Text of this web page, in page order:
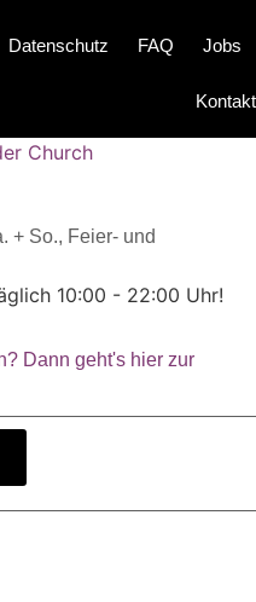
Datenschutz FAQ Jobs
Kontakt
+ So., Feier- und
10:00 - 22:00 Uhr!
Dann geht's hier zur